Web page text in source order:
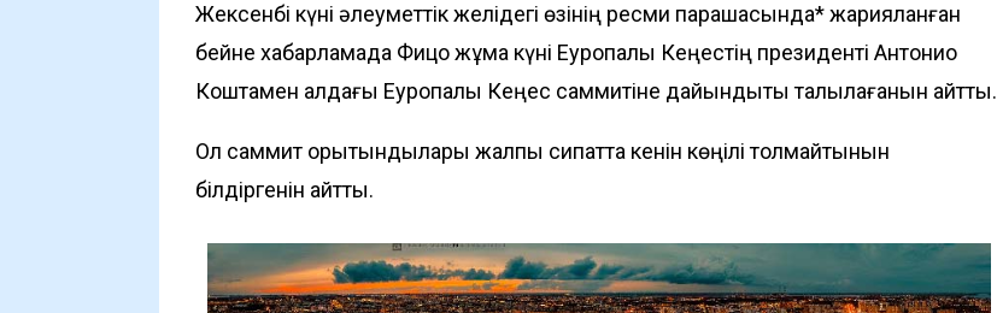
Жексенбі күні әлеуметтік желідегі өзінің ресми парақшасында* жарияланған
бейне хабарламада Фицо жұма күні Еуропалық Кеңестің президенті Антонио
Коштамен алдағы Еуропалық Кеңес саммитіне дайындықты талқылағанын айтты.
Ол саммит қорытындылары жалпы сипатта кенін көңілі толмайтынын
білдіргенін айтты.